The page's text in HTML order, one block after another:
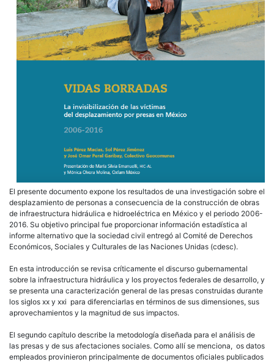
El presente documento expone los resultados de una investigación sobre el
desplazamiento de personas a consecuencia de la construcción de obras
de infraestructura hidráulica e hidroeléctrica en México y el periodo 2006-
2016. Su objetivo principal fue proporcionar información estadística al
informe alternativo que la sociedad civil entregó al Comité de Derechos
Económicos, Sociales y Culturales de las Naciones Unidas (cdesc).
En esta introducción se revisa críticamente el discurso gubernamental
sobre la infraestructura hidráulica y los proyectos federales de desarrollo, y
se presenta una caracterización general de las presas construidas durante
los siglos xx y xxi para diferenciarlas en términos de sus dimensiones, sus
aprovechamientos y la magnitud de sus impactos.
El segundo capítulo describe la metodología diseñada para el análisis de
las presas y de sus afectaciones sociales. Como allí se menciona, os datos
empleados provinieron principalmente de documentos oficiales publicados